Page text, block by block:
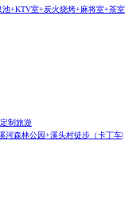
池+KTV室+炭火烧烤+麻将室+茶室
定制旅游
河森林公园+溪头村徒步（卡丁车|